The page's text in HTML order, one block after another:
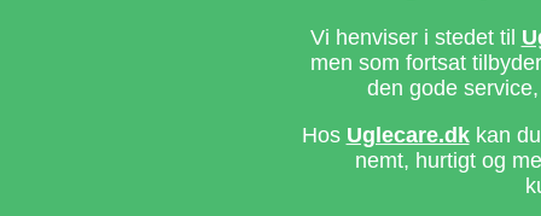
Vi henviser i stedet til
men som fortsat
den gode
Hos Uglecare.dkkan du
nemt, hurtigt og